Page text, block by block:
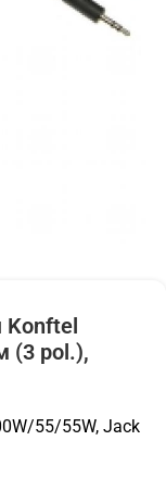
Konftel
(3 pol.),
55/55W, Jack